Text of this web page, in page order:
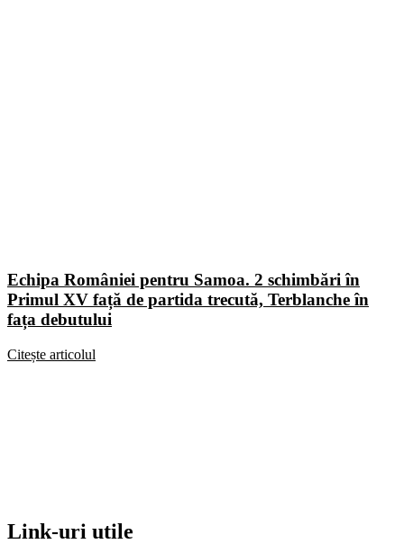
Echipa României pentru Samoa. 2 schimbări în
Primul XV față de partida trecută, Terblanche în
fața debutului
Citește articolul
Link-uri utile